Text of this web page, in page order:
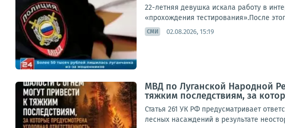
22-летняя девушка искала работу в
«прохождения тестирования».После
СМИ 02.08.2026, 15:19
МВД по Луганской Народной
тяжким последствиям, за
Статья 261 УК РФ предусматривает
лесных насаждений в результате